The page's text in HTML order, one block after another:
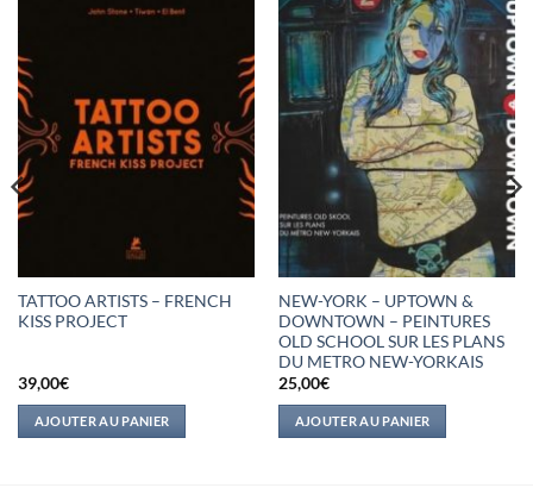
TATTOO ARTISTS – FRENCH
KISS PROJECT
39,00€
AJOUTER AU PANIER
NEW-YORK – UPTOWN &
DOWNTOWN – PEINTURES
OLD SCHOOL SUR LES PLANS
DU METRO NEW-YORKAIS
25,00€
AJOUTER AU PANIER